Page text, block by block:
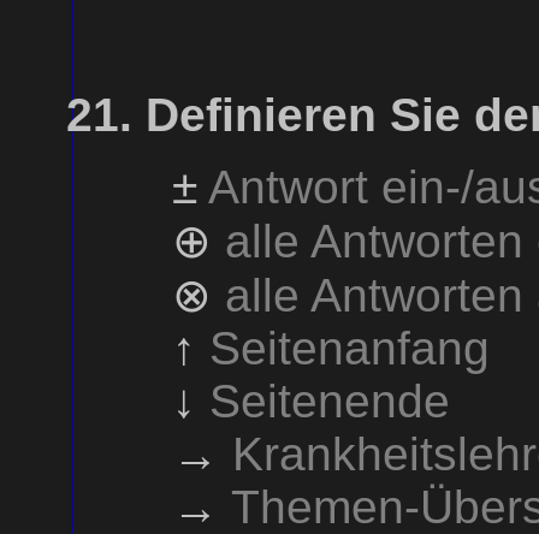
Definieren Sie
± Antwort ein-/
⊕ alle
⊗ alle
↑ Seitenanfang
↓ Seitenende
→
→ Themen-